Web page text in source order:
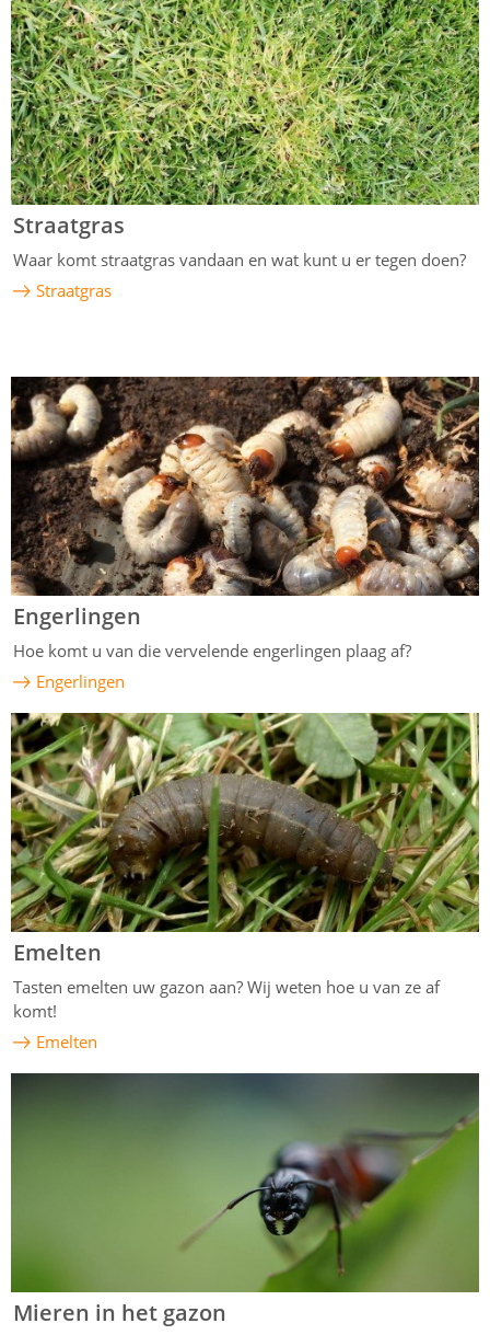
Straatgras
Waar komt straatgras vandaan en wat kunt u er tegen doen?
Straatgras
Engerlingen
Hoe komt u van die vervelende engerlingen plaag af?
Engerlingen
Emelten
Tasten emelten uw gazon aan? Wij weten hoe u van ze af
komt!
Emelten
Mieren in het gazon